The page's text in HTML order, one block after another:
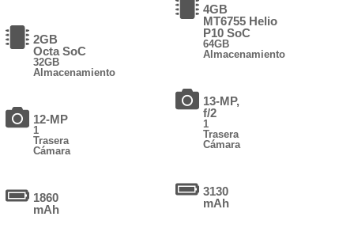
2GB
Octa SoC
32GB
Almacenamiento
12-MP
1
Trasera
Cámara
1860
mAh
4GB
MT6755 Helio
P10 SoC
64GB
Almacenamiento
13-MP,
f/2
1
Trasera
Cámara
3130
mAh